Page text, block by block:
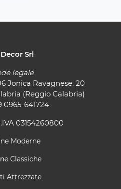
Srl
legale
Jonica Ravagnese, 20
(Reggio Calabria)
0965-641724
03154260800
Moderne
Classiche
Attrezzate